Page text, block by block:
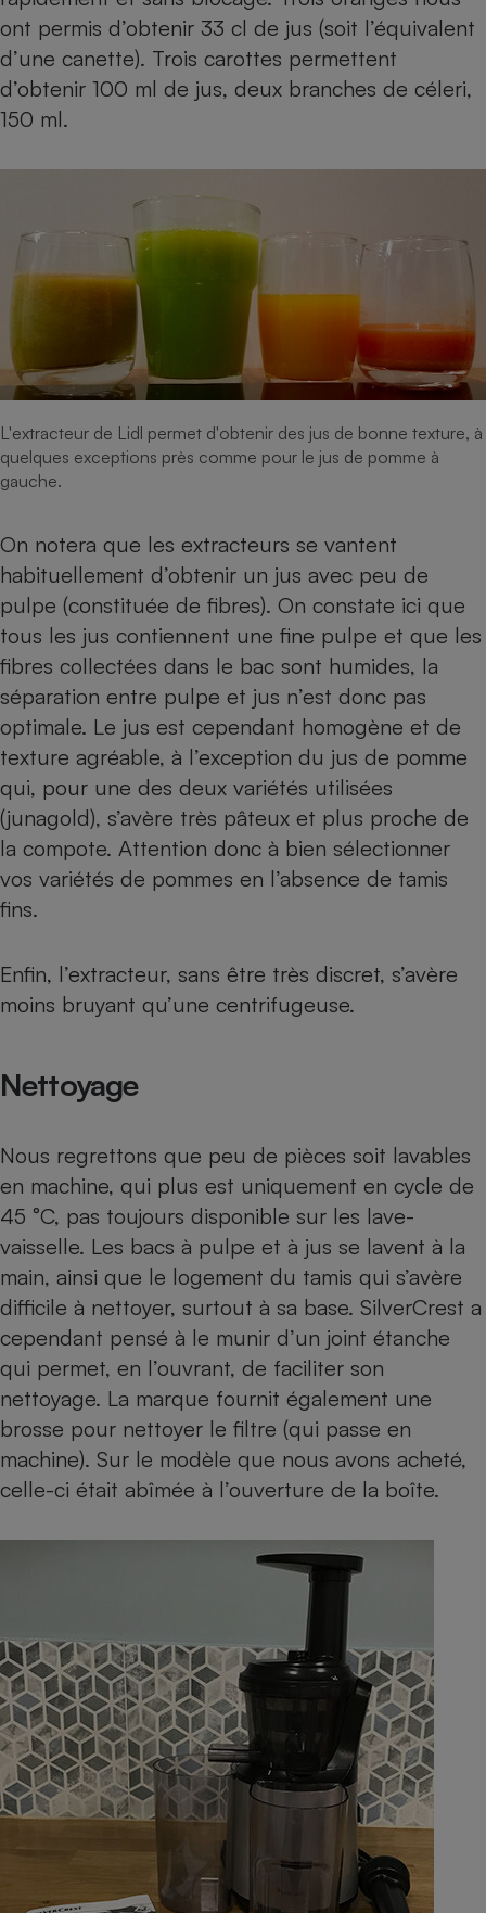
ont permis d’obtenir 33 cl de jus (soit l’équivalent
d’une canette). Trois carottes permettent
d’obtenir 100 ml de jus, deux branches de céleri,
150 ml.
L'extracteur de Lidl permet d'obtenir des jus de bonne texture, à
quelques exceptions près comme pour le jus de pomme à
gauche.
On notera que les extracteurs se vantent
habituellement d’obtenir un jus avec peu de
pulpe (constituée de fibres). On constate ici que
tous les jus contiennent une fine pulpe et que les
fibres collectées dans le bac sont humides, la
séparation entre pulpe et jus n’est donc pas
optimale. Le jus est cependant homogène et de
texture agréable, à l’exception du jus de pomme
qui, pour une des deux variétés utilisées
(junagold), s’avère très pâteux et plus proche de
la compote. Attention donc à bien sélectionner
vos variétés de pommes en l’absence de tamis
fins.
Enfin, l’extracteur, sans être très discret, s’avère
moins bruyant qu’une centrifugeuse.
Nettoyage
Nous regrettons que peu de pièces soit lavables
en machine, qui plus est uniquement en cycle de
45 °C, pas toujours disponible sur les lave-
vaisselle. Les bacs à pulpe et à jus se lavent à la
main, ainsi que le logement du tamis qui s’avère
difficile à nettoyer, surtout à sa base. SilverCrest a
cependant pensé à le munir d’un joint étanche
qui permet, en l’ouvrant, de faciliter son
nettoyage. La marque fournit également une
brosse pour nettoyer le filtre (qui passe en
machine). Sur le modèle que nous avons acheté,
celle-ci était abîmée à l’ouverture de la boîte.